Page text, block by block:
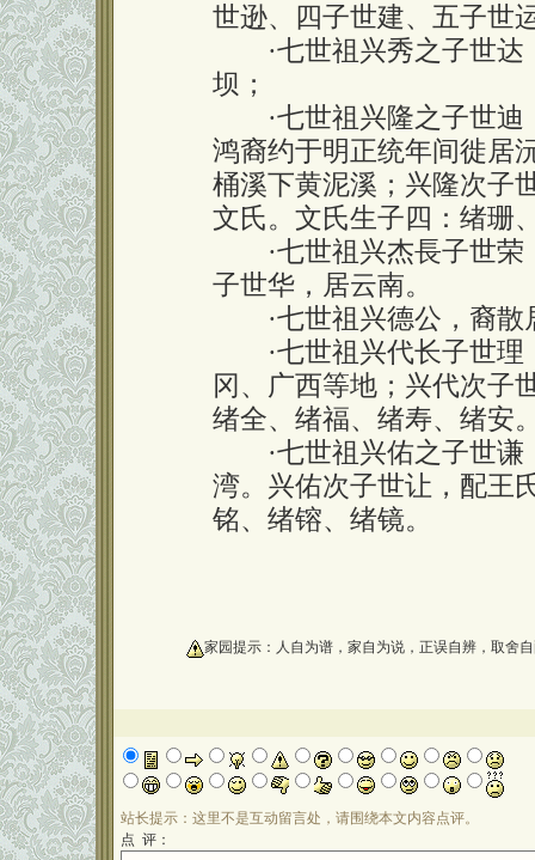
世逊、四子世建、五子世
·七世祖兴秀之子世
坝；
·七世祖兴隆之子世
鸿裔约于明正统年间徙居
桶溪下黄泥溪；兴隆次子
文氏。文氏生子四：绪珊
·七世祖兴杰長子世
子世华，居云南。
·七世祖兴德公，裔
·七世祖兴代长子世
冈、广西等地；兴代次子
绪全、绪福、绪寿、绪安
·七世祖兴佑之子世
湾。兴佑次子世让，配王
铭、绪镕、绪镜。
家园提示：人自为谱，家自为说，正误自辨，取舍
站长提示：这里不是互动留言处，请围绕本文内容点评。
点 评：